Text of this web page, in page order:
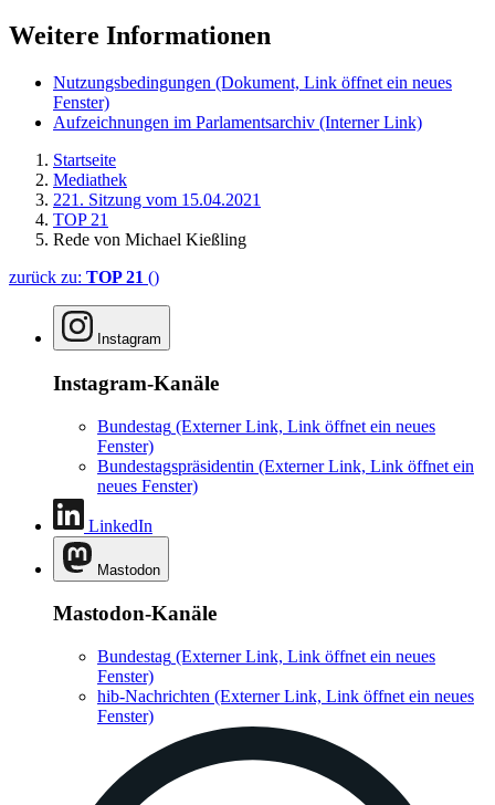
Weitere Informationen
Nutzungsbedingungen (Dokument, Link öffnet ein neues
Fenster)
Aufzeichnungen im Parlamentsarchiv (Interner Link)
Startseite
Mediathek
221. Sitzung vom 15.04.2021
TOP 21
Rede von Michael Kießling
zurück zu: TOP 21 ()
Instagram
Instagram-Kanäle
Bundestag (Externer Link, Link öffnet ein neues
Fenster)
Bundestagspräsidentin (Externer Link, Link öffnet ein
neues Fenster)
LinkedIn
Mastodon
Mastodon-Kanäle
Bundestag (Externer Link, Link öffnet ein neues
Fenster)
hib-Nachrichten (Externer Link, Link öffnet ein neues
Fenster)